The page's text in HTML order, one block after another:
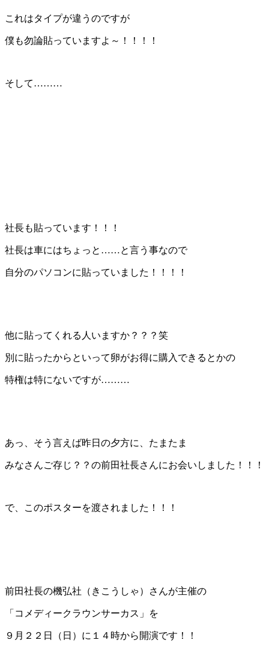
これはタイプが違うのですが
僕も勿論貼っていますよ～！！！！
そして………
社長も貼っています！！！
社長は車にはちょっと……と言う事なので
自分のパソコンに貼っていました！！！！
他に貼ってくれる人いますか？？？笑
別に貼ったからといって卵がお得に購入できるとかの
特権は特にないですが………
あっ、そう言えば昨日の夕方に、たまたま
みなさんご存じ？？の前田社長さんにお会いしました！！！
で、このポスターを渡されました！！！
前田社長の機弘社（きこうしゃ）さんが主催の
「コメディークラウンサーカス」を
９月２２日（日）に１４時から開演です！！